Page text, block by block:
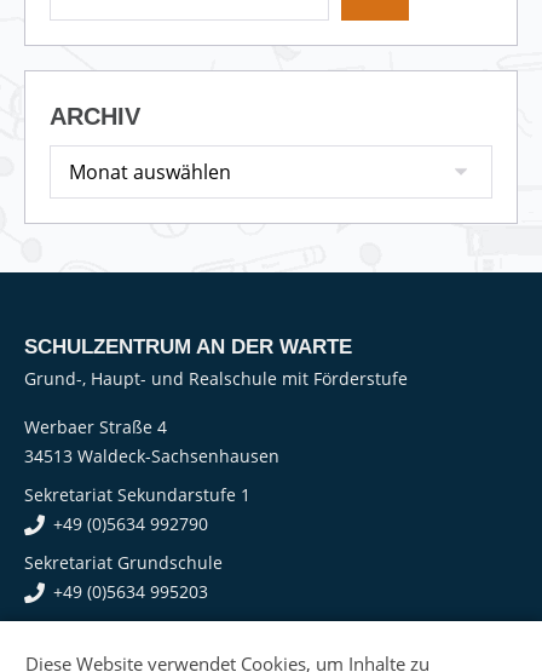
Diese Website verwendet Cookies, um Inhalte zu
ARCHIV
SCHULZENTRUM AN DER WARTE
Grund-, Haupt- und Realschule mit Förderstufe
Werbaer Straße 4
34513 Waldeck-Sachsenhausen
Sekretariat Sekundarstufe 1
+49 (0)5634 992790
Sekretariat Grundschule
+49 (0)5634 995203